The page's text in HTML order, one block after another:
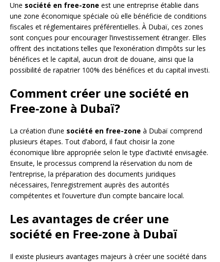
Une société en free-zone est une entreprise établie dans
une zone économique spéciale où elle bénéficie de conditions
fiscales et réglementaires préférentielles. À Dubaï, ces zones
sont conçues pour encourager l’investissement étranger. Elles
offrent des incitations telles que l’exonération d’impôts sur les
bénéfices et le capital, aucun droit de douane, ainsi que la
possibilité de rapatrier 100% des bénéfices et du capital investi.
Comment créer une société en
Free-zone à Dubaï?
La création d’une société en free-zone à Dubaï comprend
plusieurs étapes. Tout d’abord, il faut choisir la zone
économique libre appropriée selon le type d’activité envisagée.
Ensuite, le processus comprend la réservation du nom de
l’entreprise, la préparation des documents juridiques
nécessaires, l’enregistrement auprès des autorités
compétentes et l’ouverture d’un compte bancaire local.
Les avantages de créer une
société en Free-zone à Dubaï
Il existe plusieurs avantages majeurs à créer une société dans